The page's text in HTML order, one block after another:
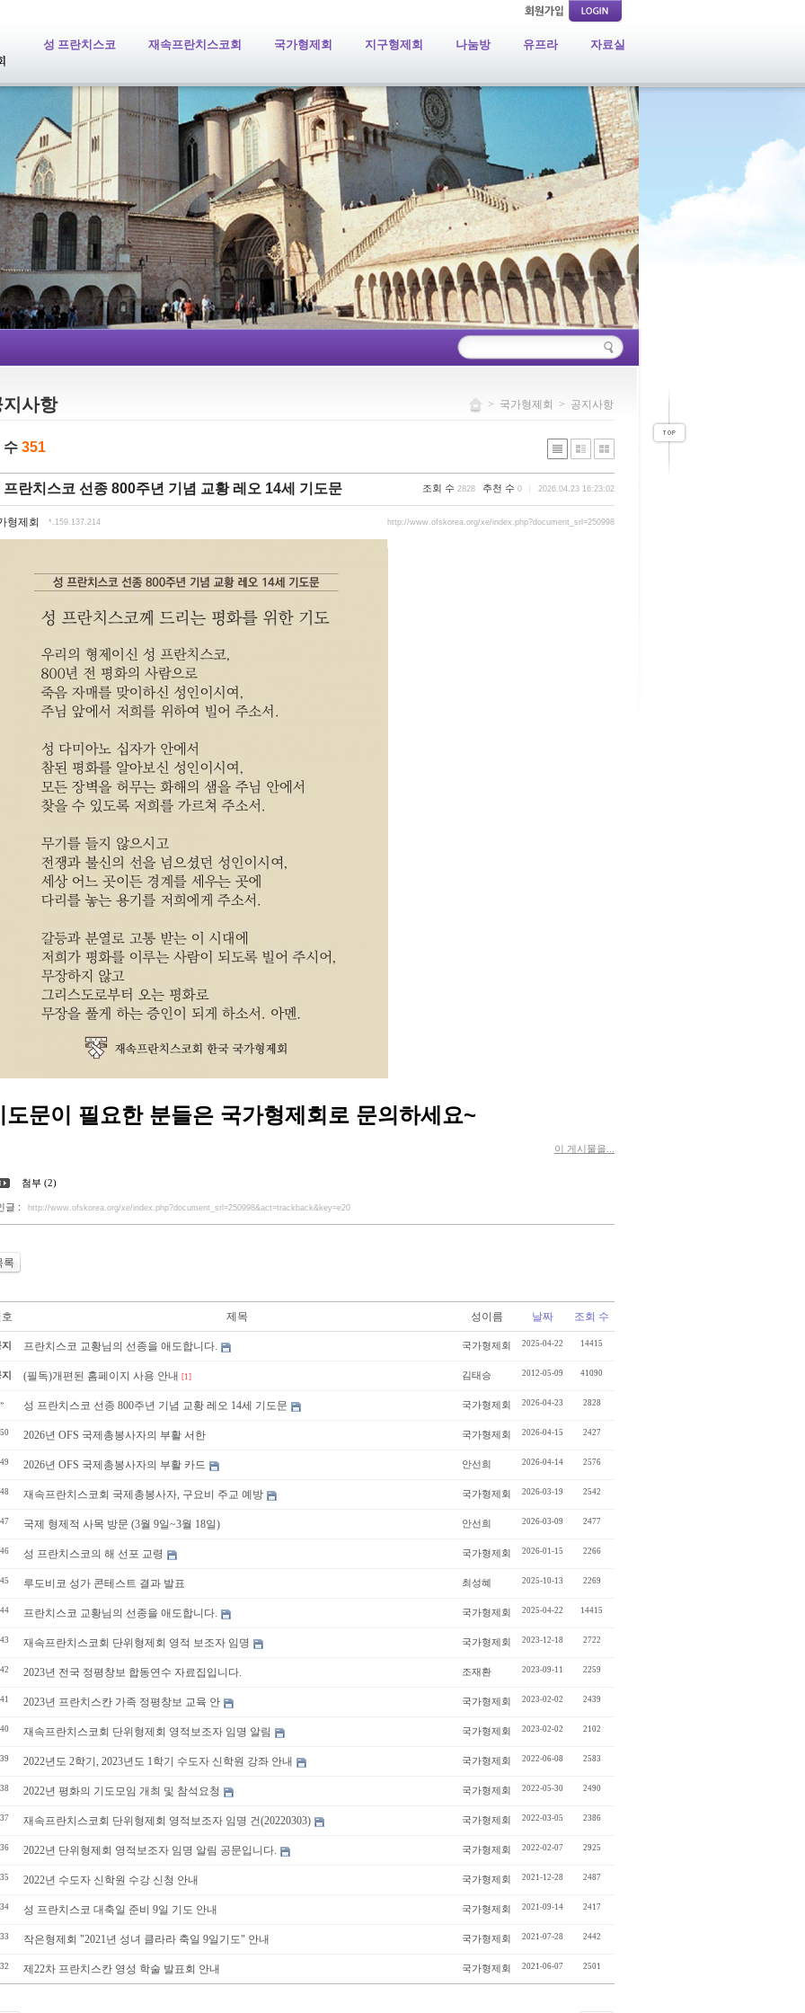
성 프란치스코 재속프란치스코회 국가형제회 지구형제회 나눔방 유프라 자료실
지사항 > 국가형제회 > 공지사항
수 351
프란치스코 선종 800주년 기념 교황 레오 14세 기도문 조회 수 2828 추천 수 0 2026.04.23 16:23:02
형제회 *.159.137.214 http://www.ofskorea.org/xe/index.php?document_srl=250998
도문이 필요한 분들은 국가형제회로 문의하세요~
이 게시물을...
첨부 (2)
글 : http://www.ofskorea.org/xe/index.php?document_srl=250998&act=trackback&key=e20
록
제목 성이름 날짜 조회 수
프란치스코 교황님의 선종을 애도합니다. 국가형제회 2025-04-22 14415
(필독)개편된 홈페이지 사용 안내 [1] 김태승 2012-05-09 41090
» 성 프란치스코 선종 800주년 기념 교황 레오 14세 기도문 국가형제회 2026-04-23 2828
2026년 OFS 국제총봉사자의 부활 서한 국가형제회 2026-04-15 2427
2026년 OFS 국제총봉사자의 부활 카드 안선희 2026-04-14 2576
재속프란치스코회 국제총봉사자, 구요비 주교 예방 국가형제회 2026-03-19 2542
국제 형제적 사목 방문 (3월 9일~3월 18일) 안선희 2026-03-09 2477
성 프란치스코의 해 선포 교령 국가형제회 2026-01-15 2266
루도비코 성가 콘테스트 결과 발표 최성혜 2025-10-13 2269
프란치스코 교황님의 선종을 애도합니다. 국가형제회 2025-04-22 14415
재속프란치스코회 단위형제회 영적 보조자 임명 국가형제회 2023-12-18 2722
2023년 전국 정평창보 합동연수 자료집입니다. 조재환 2023-09-11 2259
2023년 프란치스칸 가족 정평창보 교육 안 국가형제회 2023-02-02 2439
재속프란치스코회 단위형제회 영적보조자 임명 알림 국가형제회 2023-02-02 2102
2022년도 2학기, 2023년도 1학기 수도자 신학원 강좌 안내 국가형제회 2022-06-08 2583
2022년 평화의 기도모임 개최 및 참석요청 국가형제회 2022-05-30 2490
재속프란치스코회 단위형제회 영적보조자 임명 건(20220303) 국가형제회 2022-03-05 2386
2022년 단위형제회 영적보조자 임명 알림 공문입니다. 국가형제회 2022-02-07 2925
2022년 수도자 신학원 수강 신청 안내 국가형제회 2021-12-28 2487
성 프란치스코 대축일 준비 9일 기도 안내 국가형제회 2021-09-14 2417
작은형제회 "2021년 성녀 클라라 축일 9일기도" 안내 국가형제회 2021-07-28 2442
제22차 프란치스칸 영성 학술 발표회 안내 국가형제회 2021-06-07 2501